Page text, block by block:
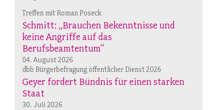
Treffen mit Roman Poseck
Schmitt: „Brauchen Bekenntnisse und
keine Angriffe auf das
Berufsbeamtentum“
04. August 2026
dbb Bürgerbefragung öffentlicher Dienst 2026
Geyer fordert Bündnis für einen starken
Staat
30. Juli 2026